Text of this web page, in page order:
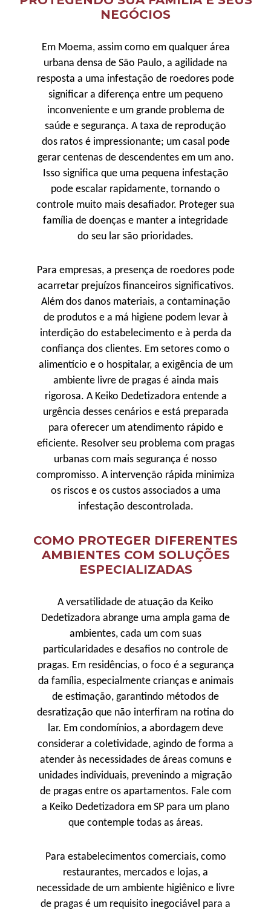
NEGÓCIOS
Em Moema, assim como em qualquer área
urbana densa de São Paulo, a agilidade na
resposta a uma infestação de roedores pode
significar a diferença entre um pequeno
inconveniente e um grande problema de
saúde e segurança. A taxa de reprodução
dos ratos é impressionante; um casal pode
gerar centenas de descendentes em um ano.
Isso significa que uma pequena infestação
pode escalar rapidamente, tornando o
controle muito mais desafiador. Proteger sua
família de doenças e manter a integridade
do seu lar são prioridades.
Para empresas, a presença de roedores pode
acarretar prejuízos financeiros significativos.
Além dos danos materiais, a contaminação
de produtos e a má higiene podem levar à
interdição do estabelecimento e à perda da
confiança dos clientes. Em setores como o
alimentício e o hospitalar, a exigência de um
ambiente livre de pragas é ainda mais
rigorosa. A Keiko Dedetizadora entende a
urgência desses cenários e está preparada
para oferecer um atendimento rápido e
eficiente. Resolver seu problema com pragas
urbanas com mais segurança é nosso
compromisso. A intervenção rápida minimiza
os riscos e os custos associados a uma
infestação descontrolada.
COMO PROTEGER DIFERENTES
AMBIENTES COM SOLUÇÕES
ESPECIALIZADAS
A versatilidade de atuação da Keiko
Dedetizadora abrange uma ampla gama de
ambientes, cada um com suas
particularidades e desafios no controle de
pragas. Em residências, o foco é a segurança
da família, especialmente crianças e animais
de estimação, garantindo métodos de
desratização que não interfiram na rotina do
lar. Em condomínios, a abordagem deve
considerar a coletividade, agindo de forma a
atender às necessidades de áreas comuns e
unidades individuais, prevenindo a migração
de pragas entre os apartamentos. Fale com
a Keiko Dedetizadora em SP para um plano
que contemple todas as áreas.
Para estabelecimentos comerciais, como
restaurantes, mercados e lojas, a
necessidade de um ambiente higiênico e livre
de pragas é um requisito inegociável para a